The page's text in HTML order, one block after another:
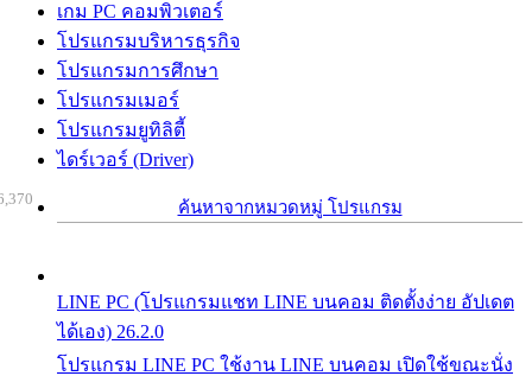
เกม PC คอมพิวเตอร์
โปรแกรมบริหารธุรกิจ
โปรแกรมการศึกษา
โปรแกรมเมอร์
โปรแกรมยูทิลิตี้
ไดร์เวอร์ (Driver)
ค้นหาจากหมวดหมู่ โปรแกรม
LINE PC (โปรแกรมแชท LINE บนคอม ติดตั้งง่าย อัปเดต
ได้เอง) 26.2.0
โปรแกรม LINE PC ใช้งาน LINE บนคอม เปิดใช้ขณะนั่ง